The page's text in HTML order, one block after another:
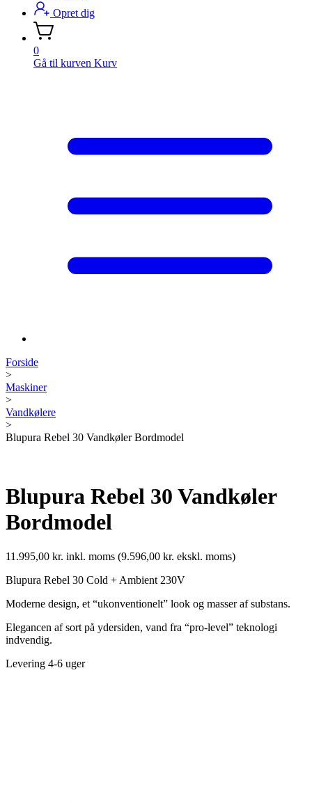
Opret dig
0
Gå til kurven Kurv
Forside
>
Maskiner
>
Vandkølere
>
Blupura Rebel 30 Vandkøler Bordmodel
Blupura Rebel 30 Vandkøler
Bordmodel
11.995,00 kr. inkl. moms (9.596,00 kr. ekskl. moms)
Blupura Rebel 30 Cold + Ambient 230V
Moderne design, et “ukonventionelt” look og masser af substans.
Elegancen af ​​sort på ydersiden, vand fra “pro-level” teknologi
indvendig.
Levering 4-6 uger